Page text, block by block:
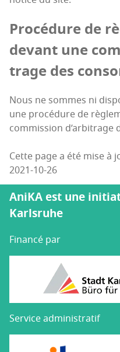
Pro­cé­dure de
devant une
trage des
Nous ne sommes ni
une pro­cé­dure de
com­mis­sion d’ar­bi­trage
Cette page a été mise à
2021-10-26
AniKA est une
Karlsruhe
Financé par
Service administratif